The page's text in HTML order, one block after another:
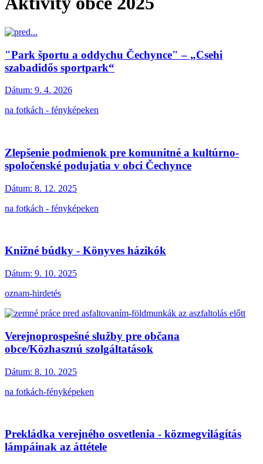
"Park športu a oddychu Čechynce" – „Csehi
szabadidős sportpark“
Dátum: 9. 4. 2026
na fotkách - fényképeken
Zlepšenie podmienok pre komunitné a kultúrno-
spoločenské podujatia v obci Čechynce
Dátum: 8. 12. 2025
na fotkách - fényképeken
Knižné búdky - Könyves házikók
Dátum: 9. 10. 2025
oznam-hirdetés
Verejnoprospešné služby pre občana
obce/Közhasznú szolgáltatások
Dátum: 8. 10. 2025
na fotkách-fényképeken
Prekládka verejného osvetlenia - közmegvilágítás
lámpáinak az áttétele